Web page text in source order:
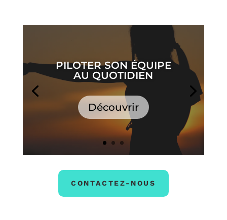
PILOTER SON ÉQUIPE
AU QUOTIDIEN
Découvrir
CONTACTEZ-NOUS